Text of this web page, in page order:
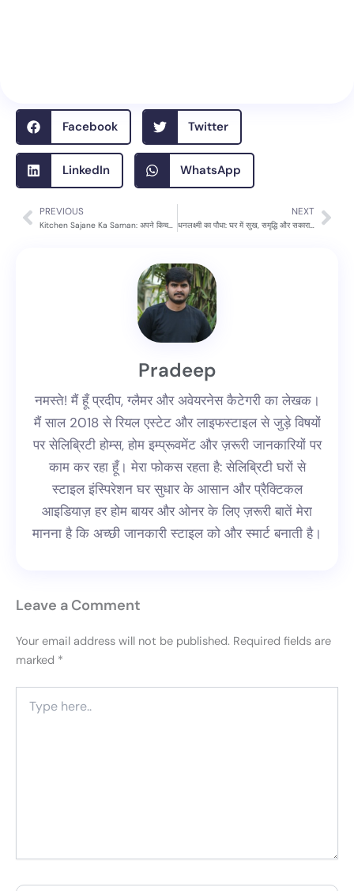
Facebook Twitter
LinkedIn WhatsApp
Prev
PREVIOUS
Kitchen Sajane Ka Saman: अपने किचन को खूबसूरती और ऑर्गनाइजेशन के साथ सजाने के टिप्स
NEXT
धनलक्ष्मी का पौधा: घर में सुख, समृद्धि और सकारात्मक ऊर्जा लाने का तरीका 🌿💰
Pradeep
नमस्ते! मैं हूँ प्रदीप, ग्लैमर और अवेयरनेस कैटेगरी का लेखक।
मैं साल 2018 से रियल एस्टेट और लाइफस्टाइल से जुड़े विषयों
पर सेलिब्रिटी होम्स, होम इम्प्रूवमेंट और ज़रूरी जानकारियों पर
काम कर रहा हूँ। मेरा फोकस रहता है: सेलिब्रिटी घरों से
स्टाइल इंस्पिरेशन घर सुधार के आसान और प्रैक्टिकल
आइडियाज़ हर होम बायर और ओनर के लिए ज़रूरी बातें मेरा
मानना है कि अच्छी जानकारी स्टाइल को और स्मार्ट बनाती है।
Leave a Comment
Your email address will not be published. Required fields are
marked *
here..